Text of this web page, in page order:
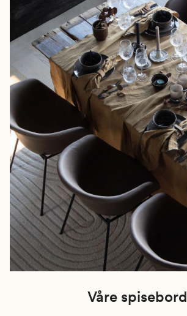
Våre spisebord